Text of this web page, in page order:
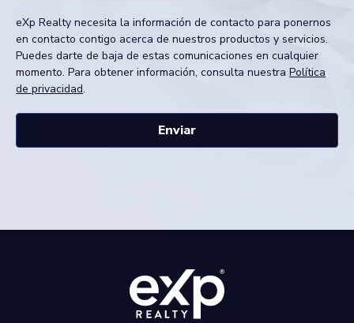
eXp Realty necesita la información de contacto para ponernos
en contacto contigo acerca de nuestros productos y servicios.
Puedes darte de baja de estas comunicaciones en cualquier
momento. Para obtener información, consulta nuestra Política
de privacidad.